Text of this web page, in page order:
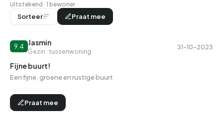
Uitstekend · 1 bewoner
Sorteer Praat mee
9.4 Jasmin
Gezin · tussenwoning
31-10-2023
Fijne buurt!
Een fijne, groene en rustige buurt
Praat mee